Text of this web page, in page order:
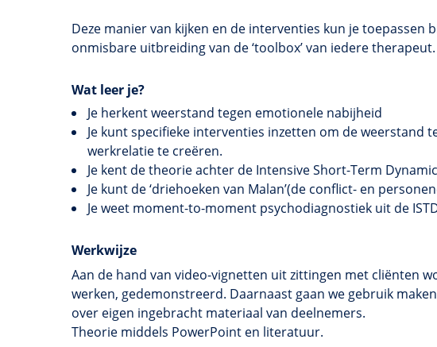
Deze manier van kijken en de interventies kun je toepassen
onmisbare uitbreiding van de ‘toolbox’ van iedere therapeut.
Wat leer je?
Je herkent weerstand tegen emotionele nabijheid
Je kunt specifieke interventies inzetten om de weerstand
werkrelatie te creëren.
Je kent de theorie achter de Intensive Short-Term
Je kunt de ‘driehoeken van Malan’(de conflict- en
Je weet moment-to-moment psychodiagnostiek uit de
Werkwijze
Aan de hand van video-vignetten uit zittingen met cliënten
werken, gedemonstreerd. Daarnaast gaan we gebruik
over eigen ingebracht materiaal van deelnemers.
Theorie middels PowerPoint en literatuur.